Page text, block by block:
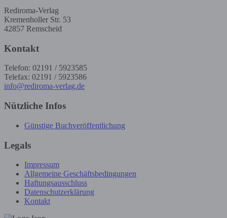
Rediroma-Verlag
Kremenholler Str. 53
42857 Remscheid
Kontakt
Telefon: 02191 / 5923585
Telefax: 02191 / 5923586
info@rediroma-verlag.de
Nützliche Infos
Günstige Buchveröffentlichung
Legals
Impressum
Allgemeine Geschäftsbedingungen
Haftungsausschluss
Datenschutzerklärung
Kontakt